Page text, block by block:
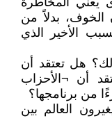
الخوف، بدلاً من
الأخير الذي
هل تعتقد أن
أن ¬الأحزاب
من برنامجها؟
العالم بين